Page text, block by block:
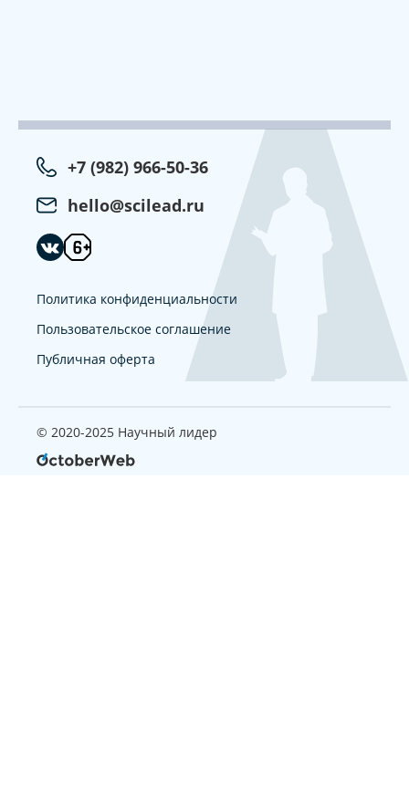
+7 (982) 966-50-36
hello@scilead.ru
Политика конфиденциальности
Пользовательское соглашение
Публичная оферта
© 2020-2025 Научный лидер